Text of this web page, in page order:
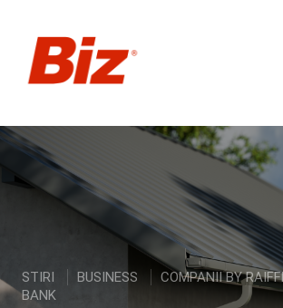
STIRI BUSINESS
COMPANII BY
BANK